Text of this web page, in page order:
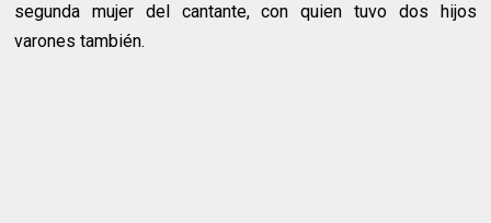
segunda mujer del cantante, con quien tuvo dos hijos
varones también.